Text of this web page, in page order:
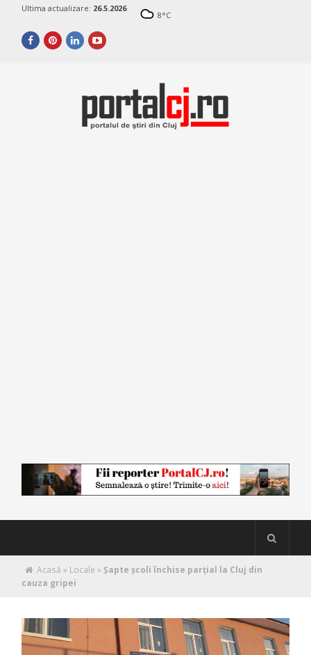
Ultima actualizare: 26.5.2026
8°C
Acasă » Locale »Șapte școli închise parțial la Cluj din
cauza gripei